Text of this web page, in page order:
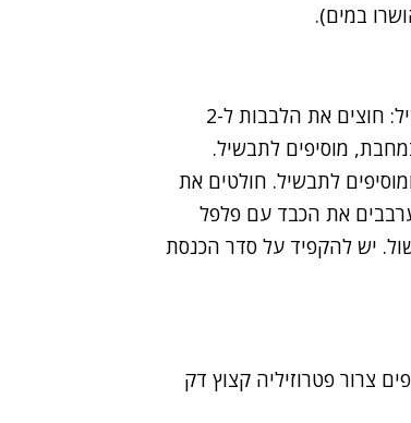
במים).
כעבור 15 דקות מכינים את הבשר לפי הסדר הבא ומוסיפים לתבשיל: חוצים את הלבבות ל-2
מוסיפים לתבשיל.
לתבשיל. חולטים את
מערבבים את הכבד עם פלפל
10 דקות לפני סיום הבישול. יש להקפיד על סדר הכנסת
צרור פטרוזיליה קצוץ דק